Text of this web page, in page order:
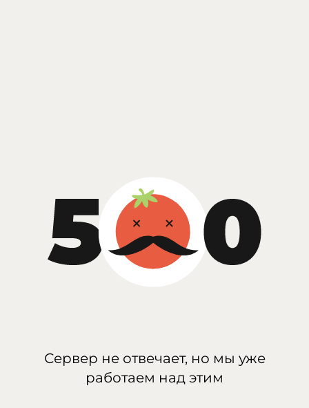
Сервер не отвечает, но мы уже
работаем над этим